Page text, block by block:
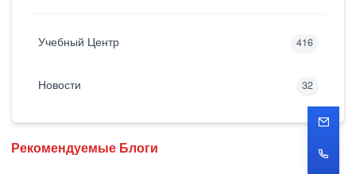
Учебный Центр 416
Новости 32
Рекомендуемые Блоги